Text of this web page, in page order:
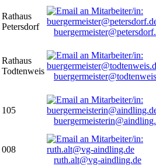
Rathaus
Petersdorf
Rathaus
Todtenweis
105
008
ruth.alt@vg-aindling.de